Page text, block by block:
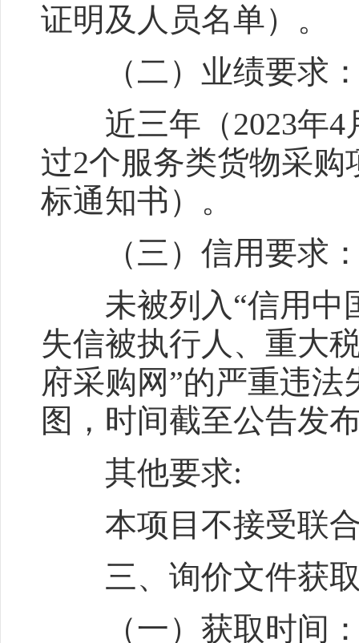
证明及人员名单）。
（二）业绩要求
近三年（2023年4
过2个服务类货物采
标通知书）。
（三）信用要求
未被列入“信用中国
失信被执行人、重大
府采购网”的严重违
图，时间截至公告发
其他要求:
本项目不接受联合
三、询价文件获
（一）获取时间：